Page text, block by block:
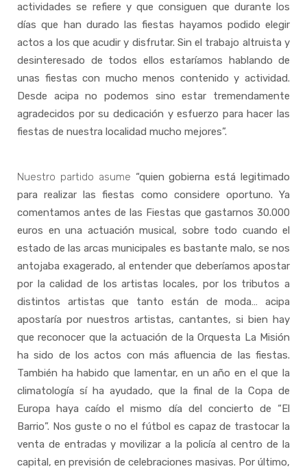
actividades se refiere y que consiguen que durante los
días que han durado las fiestas hayamos podido elegir
actos a los que acudir y disfrutar. Sin el trabajo altruista y
desinteresado de todos ellos estaríamos hablando de
unas fiestas con mucho menos contenido y actividad.
Desde acipa no podemos sino estar tremendamente
agradecidos por su dedicación y esfuerzo para hacer las
fiestas de nuestra localidad mucho mejores”.
Nuestro partido asume “quien gobierna está legitimado
para realizar las fiestas como considere oportuno. Ya
comentamos antes de las Fiestas que gastarnos 30.000
euros en una actuación musical, sobre todo cuando el
estado de las arcas municipales es bastante malo, se nos
antojaba exagerado, al entender que deberíamos apostar
por la calidad de los artistas locales, por los tributos a
distintos artistas que tanto están de moda… acipa
apostaría por nuestros artistas, cantantes, si bien hay
que reconocer que la actuación de la Orquesta La Misión
ha sido de los actos con más afluencia de las fiestas.
También ha habido que lamentar, en un año en el que la
climatología sí ha ayudado, que la final de la Copa de
Europa haya caído el mismo día del concierto de “El
Barrio”. Nos guste o no el fútbol es capaz de trastocar la
venta de entradas y movilizar a la policía al centro de la
capital, en previsión de celebraciones masivas. Por último,